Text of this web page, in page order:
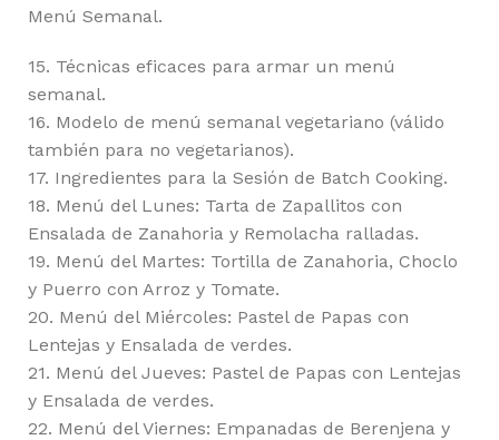
Menú Semanal.
15. Técnicas eficaces para armar un menú
semanal.
16. Modelo de menú semanal vegetariano (válido
también para no vegetarianos).
17. Ingredientes para la Sesión de Batch Cooking.
18. Menú del Lunes: Tarta de Zapallitos con
Ensalada de Zanahoria y Remolacha ralladas.
19. Menú del Martes: Tortilla de Zanahoria, Choclo
y Puerro con Arroz y Tomate.
20. Menú del Miércoles: Pastel de Papas con
Lentejas y Ensalada de verdes.
21. Menú del Jueves: Pastel de Papas con Lentejas
y Ensalada de verdes.
22. Menú del Viernes: Empanadas de Berenjena y